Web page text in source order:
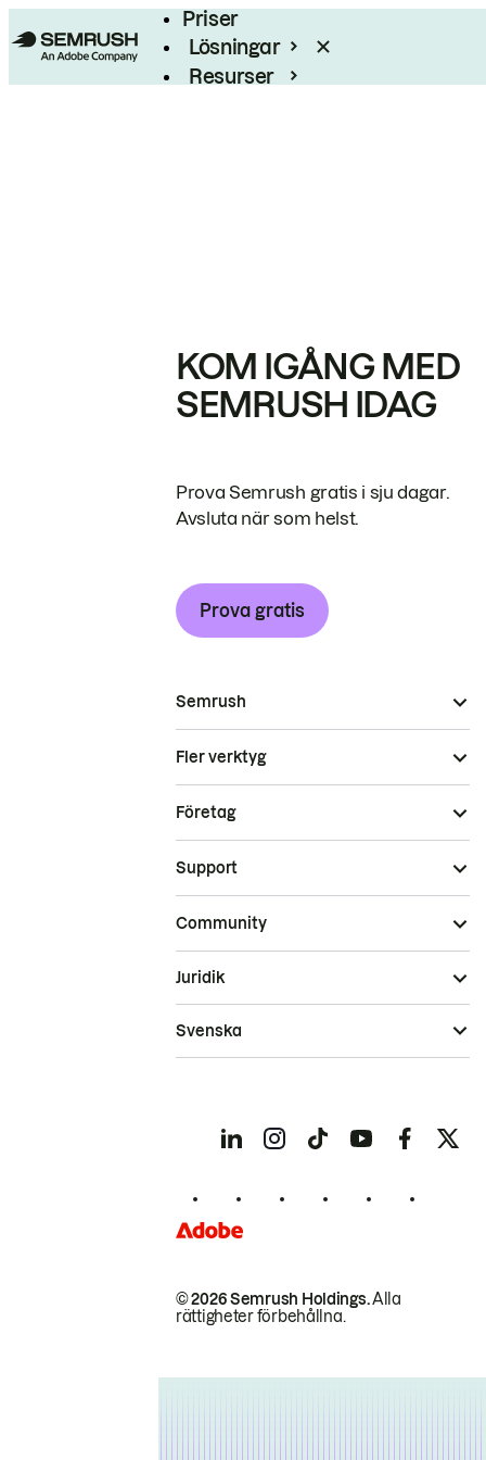
Priser
Lösningar
Resurser
KOM IGÅNG MED
SEMRUSH IDAG
Prova Semrush gratis i sju dagar.
Avsluta när som helst.
Prova gratis
Semrush
Fler verktyg
Företag
Support
Community
© 2026 Semrush Holdings.Alla
rättigheter förbehållna.
Juridik
Svenska